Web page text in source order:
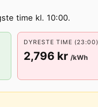
time kl. 10:00.
DYRESTE TIME (23:00)
2,796 kr /kWh